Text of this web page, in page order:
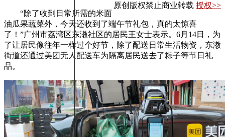
原创版权禁止商业转载 授权>>
“除了收到日常所需的米面
油瓜果蔬菜外，今天还收到了端午节礼包，真的太惊喜
了！”广州市荔湾区东漖社区的居民王女士表示。6月14日，为
了让居民像往年一样过个好节，除了配送日常生活物资，东漖
街道还通过美团无人配送车为隔离居民送去了粽子等节日礼
品。